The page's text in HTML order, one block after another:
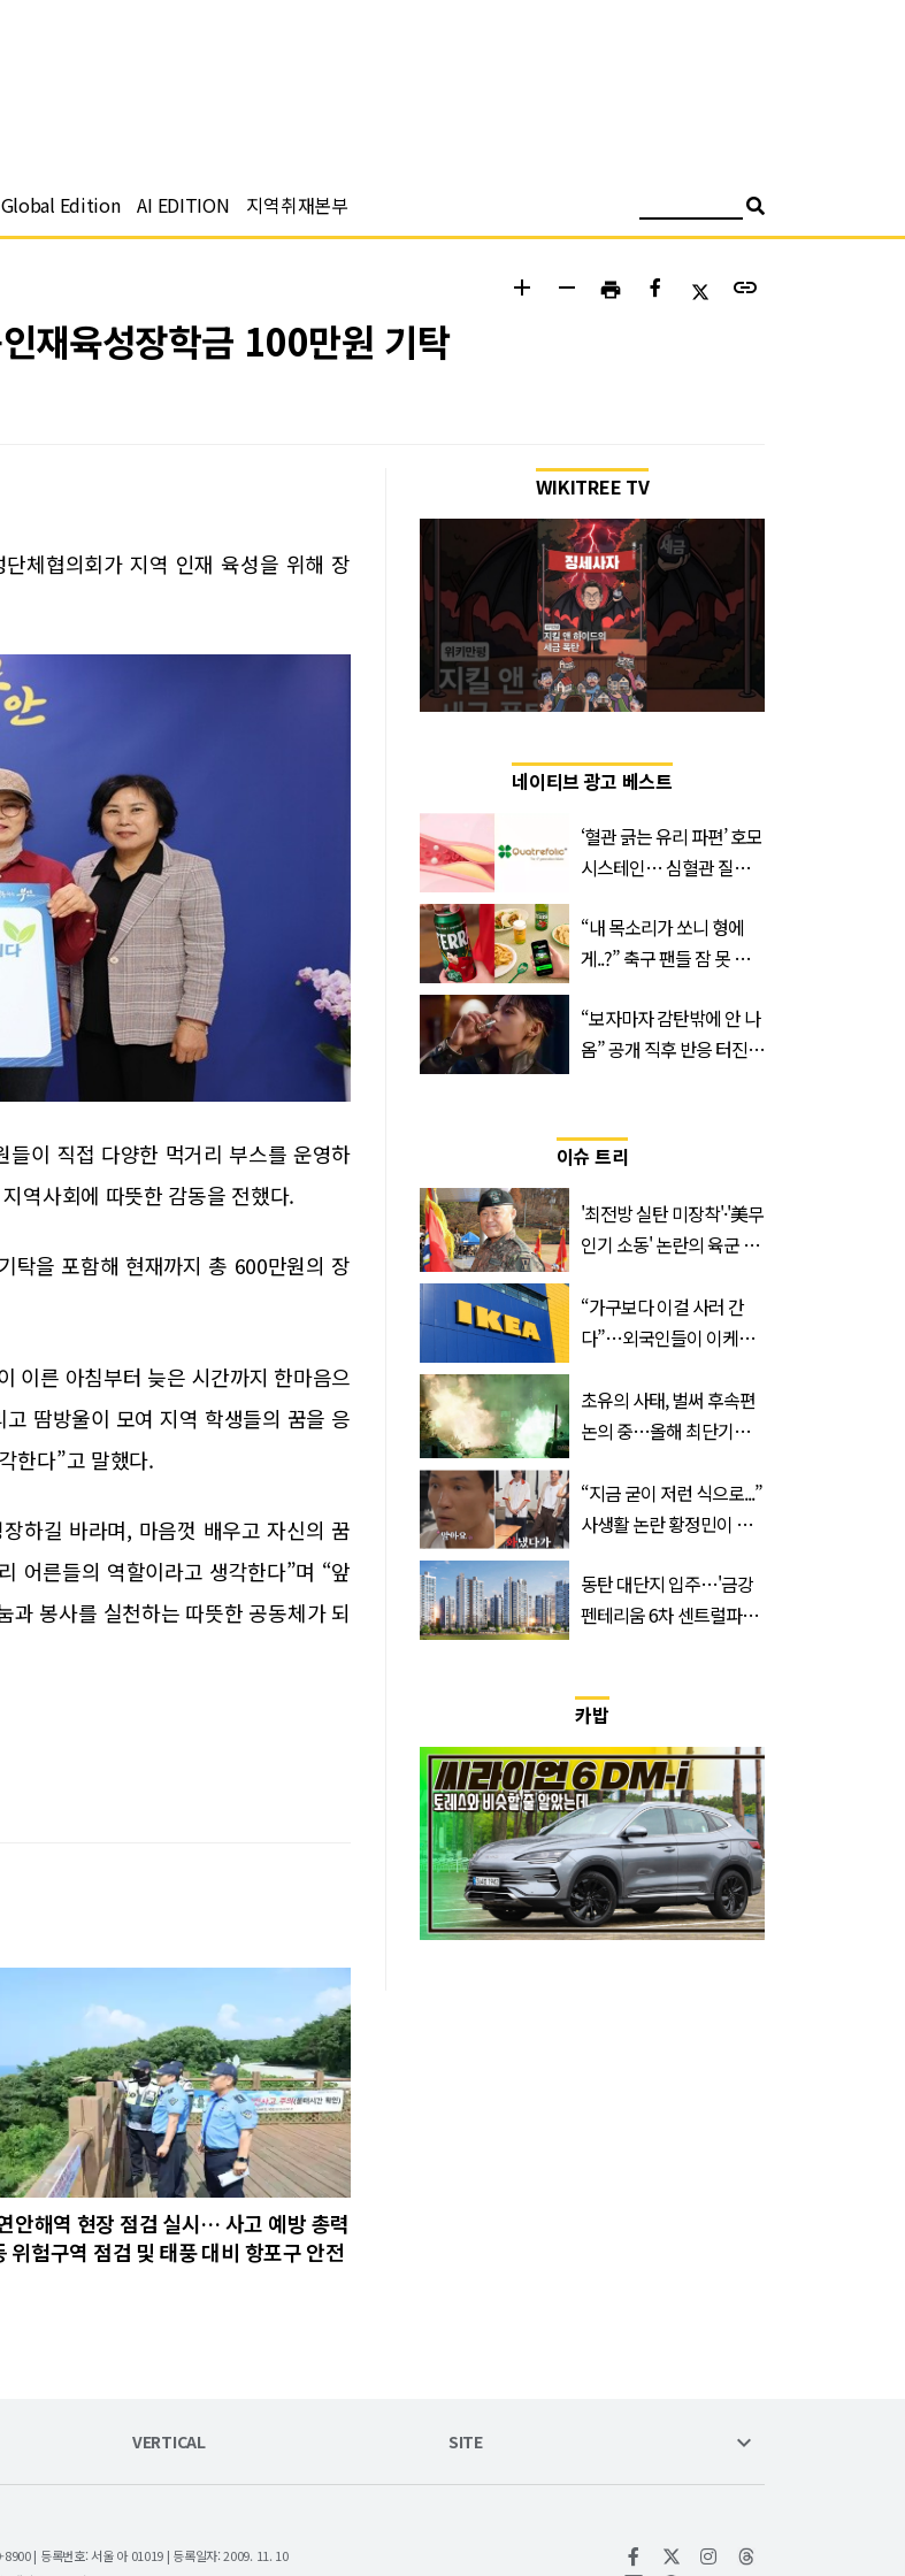
Global Edition AI EDITION 지역취재본부
add remove print link
재육성장학금 100만원 기탁
체협의회가 지역 인재 육성을 위해 장
이 직접 다양한 먹거리 부스를 운영하
역사회에 따뜻한 감동을 전했다.
탁을 포함해 현재까지 총 600만원의 장
이른 아침부터 늦은 시간까지 한마음으
땀방울이 모여 지역 학생들의 꿈을 응
한다”고 말했다.
하길 바라며, 마음껏 배우고 자신의 꿈
어른들의 역할이라고 생각한다”며 “앞
과 봉사를 실천하는 따뜻한 공동체가 되
안해역 현장 점검 실시… 사고 예방 총력
위험구역 점검 및 태풍 대비 항포구 안전
WIKITREE TV
네이티브 광고 베스트
‘혈관 긁는 유리 파편’ 호모
시스테인… 심혈관 질환
“내 목소리가 쏘니 형에
게..?” 축구 팬들 잠 못 들
트
“보자마자 감탄밖에 안 나
옴” 공개 직후 반응 터진
이슈 트리
'최전방 실탄 미장착'·'美무
인기 소동' 논란의 육군 1
“가구보다 이걸 사러 간
다”…외국인들이 이케아
식 3종
초유의 사태, 벌써 후속편
논의 중…올해 최단기간
정체
“지금 굳이 저런 식으로...”
사생활 논란 황정민이 곧
동탄 대단지 입주…'금강
펜테리움 6차 센트럴파크'
카밥
keyboard_arrow_down
VERTICAL SITE
| 등록번호: 서울 아 01019 | 등록일자: 2009. 11. 10
위키트리 페이스북위키트리 인스타그램